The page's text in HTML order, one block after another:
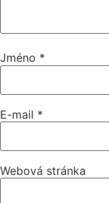
Jméno *
E-mail *
Webová stránka